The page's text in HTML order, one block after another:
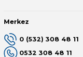
Merkez
0 (532) 308 48 11
0532 308 48 11